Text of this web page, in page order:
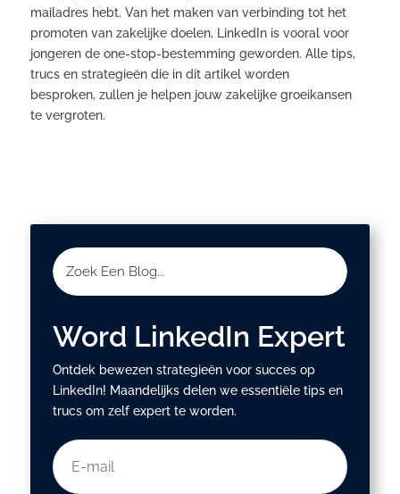
mailadres hebt. Van het maken van verbinding tot het
promoten van zakelijke doelen, LinkedIn is vooral voor
jongeren de one-stop-bestemming geworden. Alle tips,
trucs en strategieën die in dit artikel worden
besproken, zullen je helpen jouw zakelijke groeikansen
te vergroten.
Word LinkedIn Expert
Ontdek bewezen strategieën voor succes op
LinkedIn! Maandelijks delen we essentiële tips en
trucs om zelf expert te worden.